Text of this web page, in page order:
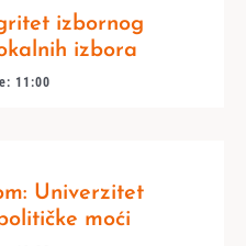
izbornog
izbora
11:00
Univerzitet
moći